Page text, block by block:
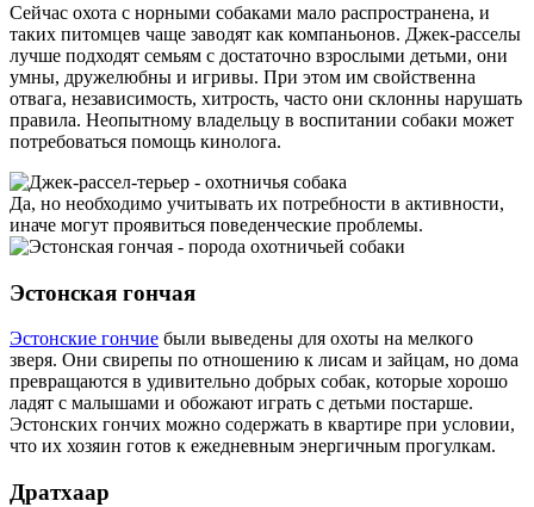
Сейчас охота с норными собаками мало распространена, и
таких питомцев чаще заводят как компаньонов. Джек-расселы
лучше подходят семьям с достаточно взрослыми детьми, они
умны, дружелюбны и игривы. При этом им свойственна
отвага, независимость, хитрость, часто они склонны нарушать
правила. Неопытному владельцу в воспитании собаки может
потребоваться помощь кинолога.
Да, но необходимо учитывать их потребности в активности,
иначе могут проявиться поведенческие проблемы.
Эстонская гончая
Эстонские гончие были выведены для охоты на мелкого
зверя. Они свирепы по отношению к лисам и зайцам, но дома
превращаются в удивительно добрых собак, которые хорошо
ладят с малышами и обожают играть с детьми постарше.
Эстонских гончих можно содержать в квартире при условии,
что их хозяин готов к ежедневным энергичным прогулкам.
Дратхаар